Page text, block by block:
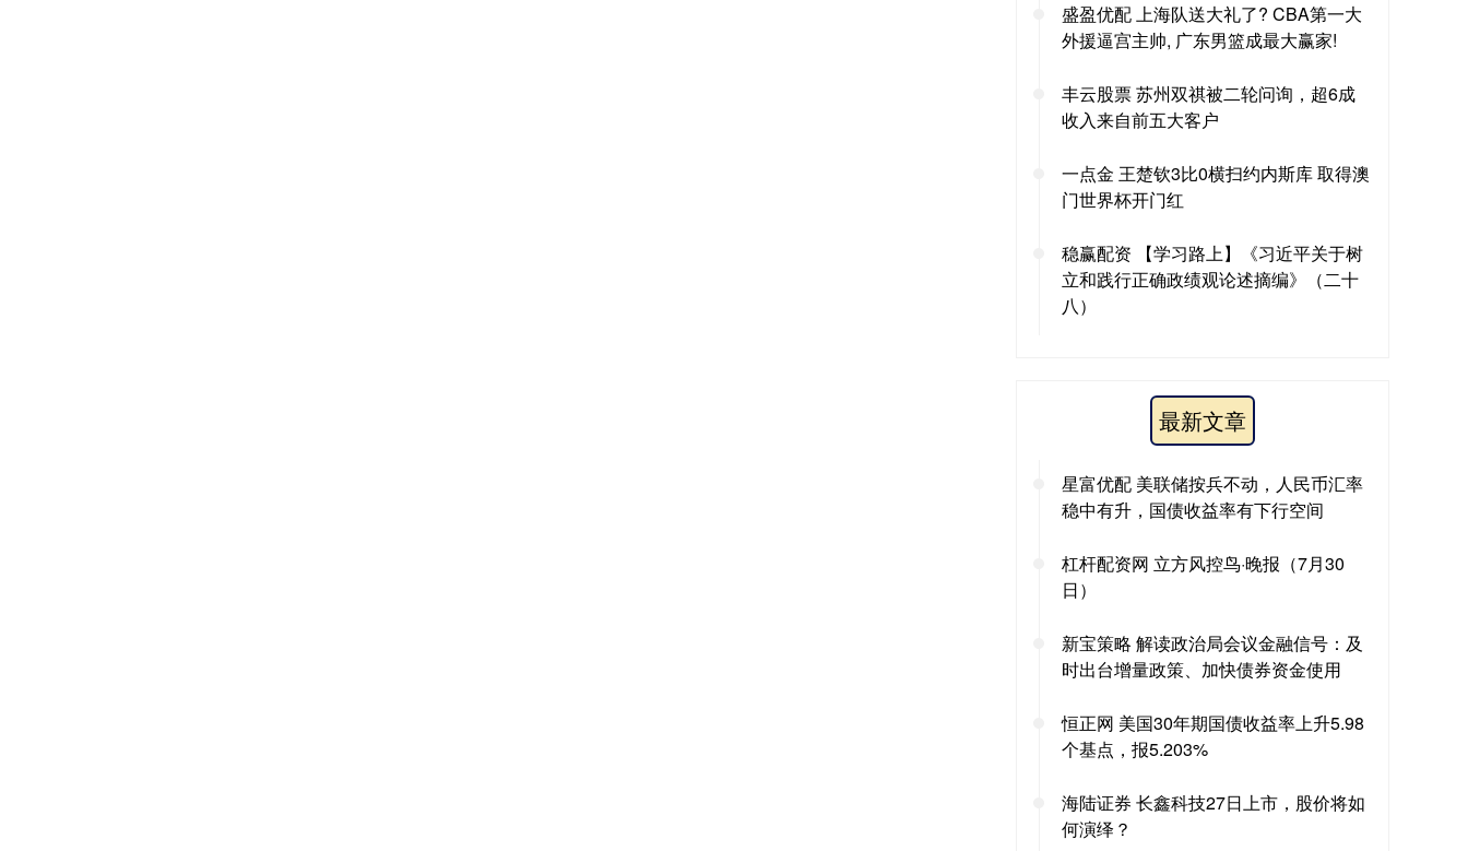
盛盈优配 上海队送大礼了? CBA第一大
外援逼宫主帅, 广东男篮成最大赢家!
丰云股票 苏州双祺被二轮问询，超6成
收入来自前五大客户
一点金 王楚钦3比0横扫约内斯库 取得澳
门世界杯开门红
稳赢配资 【学习路上】《习近平关于树
立和践行正确政绩观论述摘编》（二十
八）
最新文章
星富优配 美联储按兵不动，人民币汇率
稳中有升，国债收益率有下行空间
杠杆配资网 立方风控鸟·晚报（7月30
日）
新宝策略 解读政治局会议金融信号：及
时出台增量政策、加快债券资金使用
恒正网 美国30年期国债收益率上升5.98
个基点，报5.203%
海陆证券 长鑫科技27日上市，股价将如
何演绎？